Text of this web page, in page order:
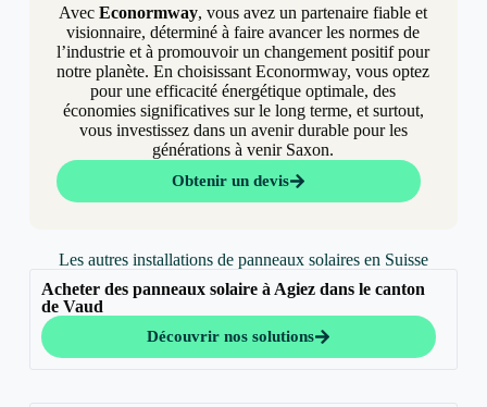
AvecEconormway, vous avez un partenaire fiable et
visionnaire, déterminé à faire avancer les normes de
l’industrie et à promouvoir un changement positif pour
notre planète. En choisissant Econormway, vous optez
pour une efficacité énergétique optimale, des
économies significatives sur le long terme, et surtout,
vous investissez dans un avenir durable pour les
générations à venir Saxon.
Obtenir un devis
Les autres installations de panneaux solaires en Suisse
Acheter des panneaux solaire à Agiez dans le canton
de Vaud
Découvrir nos solutions